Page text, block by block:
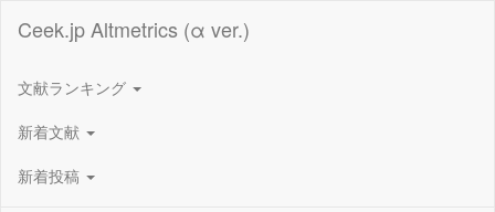
Ceek.jp Altmetrics (α ver.)
文献ランキング
新着文献
新着投稿